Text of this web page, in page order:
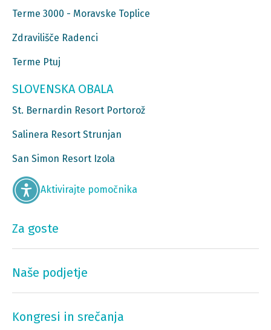
Terme 3000 - Moravske Toplice
Zdravilišče Radenci
Terme Ptuj
SLOVENSKA OBALA
St. Bernardin Resort Portorož
Salinera Resort Strunjan
San Simon Resort Izola
Aktivirajte pomočnika
Za goste
Naše podjetje
Kongresi in srečanja